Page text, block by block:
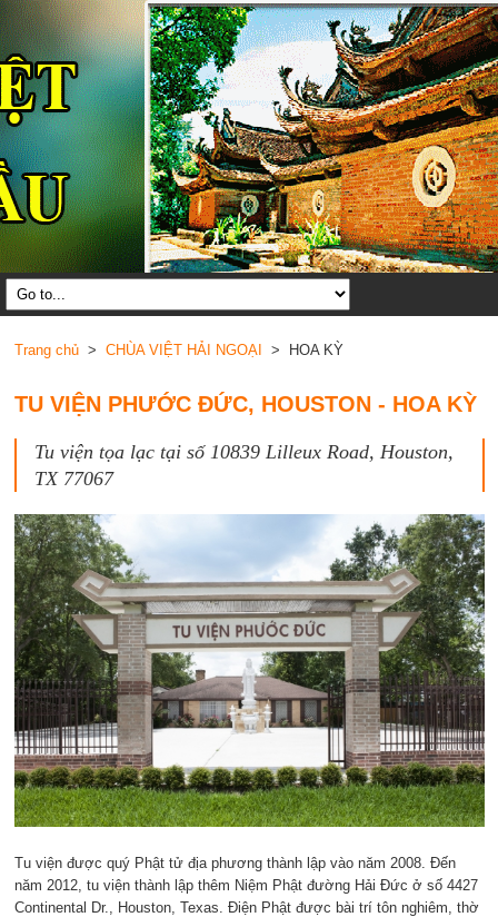
Trang chủ> CHÙA VIỆT HẢI NGOẠI > HOA KỲ
TU VIỆN PHƯỚC ĐỨC, HOUSTON - HOA KỲ
Tu viện tọa lạc tại số 10839 Lilleux Road, Houston,
TX 77067
Tu viện được quý Phật tử địa phương thành lập vào năm 2008. Đến
năm 2012, tu viện thành lập thêm Niệm Phật đường Hải Đức ở số 4427
Continental Dr., Houston, Texas. Điện Phật được bài trí tôn nghiêm, thờ